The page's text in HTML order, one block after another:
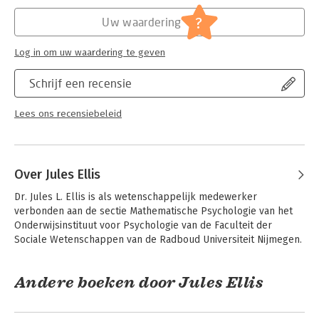
Statistiek voor de psychologie
Schrijf een recensie
Lees ons recensiebeleid
Uw waardering ?
Log in om uw waardering te geven
Over Jules Ellis
Dr. Jules L. Ellis is als wetenschappelijk medewerker
verbonden aan de sectie Mathematische Psychologie van het
Onderwijsinstituut voor Psychologie van de Faculteit der
Sociale Wetenschappen van de Radboud Universiteit Nijmegen.
Andere boeken door Jules Ellis